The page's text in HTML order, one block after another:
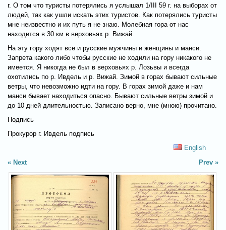
г. О том что туристы потерялись я услышал 1/III 59 г. на выборах от
людей, так как ушли искать этих туристов. Как потерялись туристы
мне неизвестно и их путь я не знаю. Молебная гора от нас
находится в 30 км в верховьях р. Вижай.
На эту гору ходят все и русские мужчины и женщины и манси.
Запрета какого либо чтобы русские не ходили на гору никакого не
имеется. Я никогда не был в верховьях р. Лозьвы и всегда
охотились по р. Ивдель и р. Вижай. Зимой в горах бывают сильные
ветры, что невозможно идти на гору. В горах зимой даже и нам
манси бывает находиться опасно. Бывают сильные ветры зимой и
до 10 дней длительностью. Записано верно, мне (мною) прочитано.
Подпись
Прокурор г. Ивдель подпись
English
Next
Prev